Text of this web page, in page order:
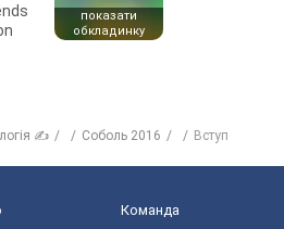
показати
обкладинку
✍ Соболь 2016 Вступ
Команда